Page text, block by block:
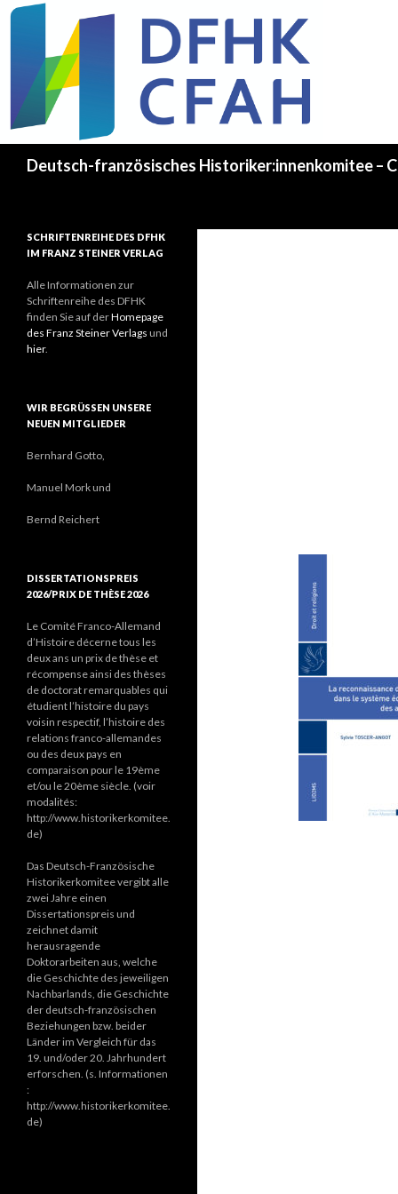
Deutsch-französisches Historiker:innenkomitee –
SCHRIFTENREIHE DES DFHK
IM FRANZ STEINER VERLAG
Alle Informationen zur
Schriftenreihe des DFHK
finden Sie auf derHomepage
des Franz Steiner Verlags und
hier.
WIR BEGRÜSSEN UNSERE N
EUEN MITGLIEDER
Bernhard Gotto,
Manuel Mork und
Bernd Reichert
DISSERTATIONSPREIS
2026/PRIX DE THÈSE 2026
Le Comité Franco-Allemand
d’Histoire décerne tous les
deux ans un prix de thèse et
récompense ainsi des thèses
de doctorat remarquables qui
étudient l’histoire du pays
voisin respectif, l’histoire des
relations franco-allemandes
ou des deux pays en
comparaison pour le 19ème
et/ou le 20ème siècle. (voir
modalités:
http://www.historikerkomitee.
de)
Das Deutsch-Französische
Historikerkomitee vergibt alle
zwei Jahre einen
Dissertationspreis und
zeichnet damit
herausragende
Doktorarbeiten aus, welche
die Geschichte des jeweiligen
Nachbarlands, die Geschichte
der deutsch-französischen
Beziehungen bzw. beider
Länder im Vergleich für das
19. und/oder 20. Jahrhundert
erforschen. (s. Informationen
:
http://www.historikerkomitee.
de)